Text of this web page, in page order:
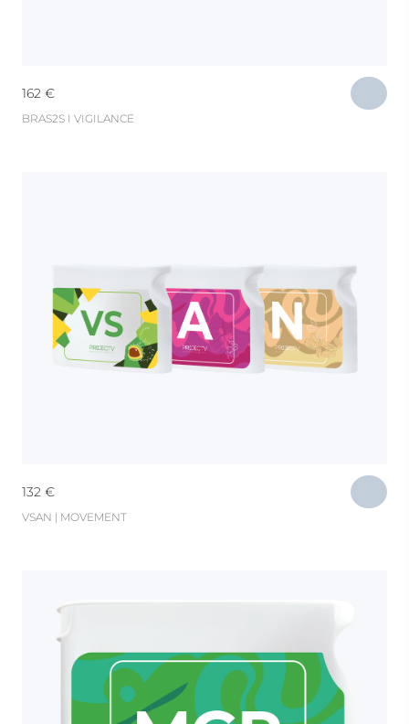
162 €
BRAS2S I VIGILANCE
132 €
VSAN | MOVEMENT